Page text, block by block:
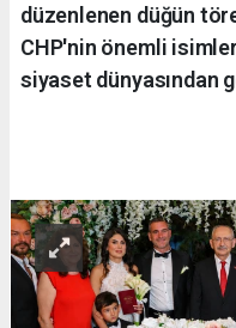
düzenlenen düğün
CHP'nin önemli
siyaset dünyasından